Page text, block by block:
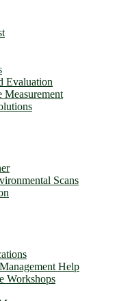
Evaluation
Measurement
Scans
Help
Workshops